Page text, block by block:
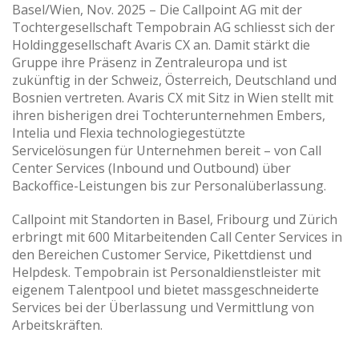
Basel/Wien, Nov. 2025 – Die Callpoint AG mit der
Tochtergesellschaft Tempobrain AG schliesst sich der
Holdinggesellschaft Avaris CX an. Damit stärkt die
Gruppe ihre Präsenz in Zentraleuropa und ist
zukünftig in der Schweiz, Österreich, Deutschland und
Bosnien vertreten. Avaris CX mit Sitz in Wien stellt mit
ihren bisherigen drei Tochterunternehmen Embers,
Intelia und Flexia technologiegestützte
Servicelösungen für Unternehmen bereit – von Call
Center Services (Inbound und Outbound) über
Backoffice-Leistungen bis zur Personalüberlassung.
Callpoint mit Standorten in Basel, Fribourg und Zürich
erbringt mit 600 Mitarbeitenden Call Center Services in
den Bereichen Customer Service, Pikettdienst und
Helpdesk. Tempobrain ist Personaldienstleister mit
eigenem Talentpool und bietet massgeschneiderte
Services bei der Überlassung und Vermittlung von
Arbeitskräften.